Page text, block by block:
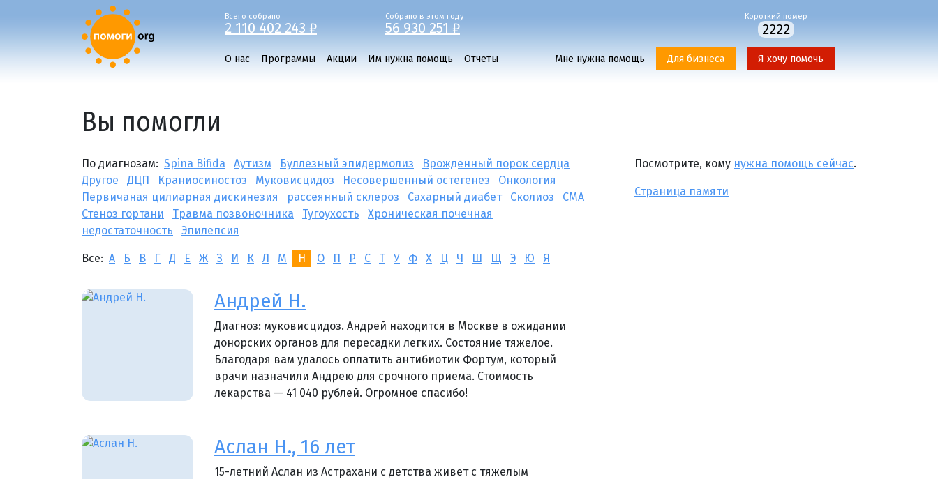
Всего собрано
2 110 402 243 ₽
Собрано в этом году
56 930 251 ₽
Короткий номер
2222
О нас Программы Акции Им нужна помощь Отчеты Мне нужна помощь Для бизнеса Я хочу помочь
Вы помогли
По диагнозам: Spina Bifida Аутизм Буллезный эпидермолиз
Врожденный порок сердца
Другое
ДЦП Краниосиностоз Муковисцидоз Несовершенный остегенез
Онкология
Первичаная цилиарная дискинезия
рассеянный склероз Сахарный диабет Сколиоз
СМА
Стеноз гортани
Травма позвоночника Тугоухость
Хроническая почечная
недостаточность
Эпилепсия
Все: А Б В Г Д Е Ж З И К Л М Н О П Р С Т У Ф Х Ц Ч Ш Щ Э Ю Я
Андрей Н.
Диагноз: муковисцидоз. Андрей находится в Москве в ожидании
донорских органов для пересадки легких. Состояние тяжелое.
Благодаря вам удалось оплатить антибиотик Фортум, который
врачи назначили Андрею для срочного приема. Стоимость
лекарства — 41 040 рублей. Огромное спасибо!
Аслан Н., 16 лет
15-летний Аслан из Астрахани с детства живет с тяжелым
Посмотрите, кому нужна помощь сейчас.
Страница памяти